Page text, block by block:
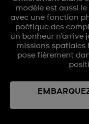
modèle est aussi
avec une fonction
poétique des
un bonheur n’arrive
missions spatiales
pose fièrement